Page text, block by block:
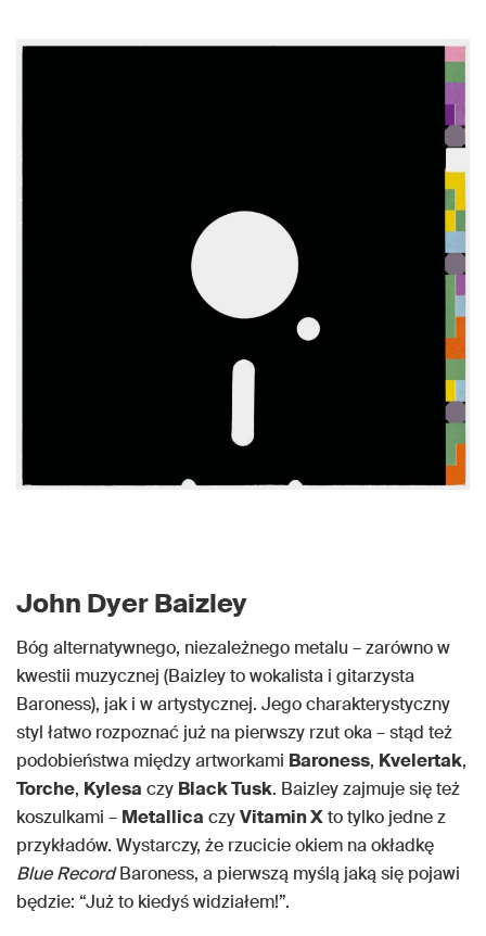
John Dyer Baizley
Bóg alternatywnego, niezależnego metalu – zarówno w
kwestii muzycznej (Baizley to wokalista i gitarzysta
Baroness), jak i w artystycznej. Jego charakterystyczny
styl łatwo rozpoznać już na pierwszy rzut oka – stąd też
podobieństwa między artworkami Baroness, Kvelertak,
Torche, Kylesa czy Black Tusk. Baizley zajmuje się też
koszulkami – Metallica czyVitamin Xto tylko jedne z
przykładów. Wystarczy, że rzucicie okiem na okładkę
Blue RecordBaroness, a pierwszą myślą jaką się pojawi
będzie: “Już to kiedyś widziałem!”.